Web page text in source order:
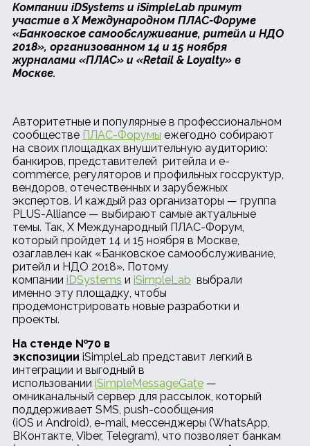
Компании iDSystems и iSimpleLab примут
участие вX Международном ПЛАС-Форуме
«Банковское самообслуживание, ритейл и НДО
2018», организованном 14 и 15 ноября
журналами «ПЛАС» и «Retail & Loyalty» в
Москве.
Авторитетные и популярные в профессиональном
сообществе ПЛАС-Форумы ежегодно собирают
на своих площадках внушительную аудиторию:
банкиров, представителей ритейла и e-
commerce, регуляторов и профильных госсруктур,
вендоров, отечественных и зарубежных
экспертов. И каждый раз организаторы — группа
PLUS-Alliance — выбирают самые актуальные
темы. Так, X Международный ПЛАС-Форум,
который пройдет 14 и 15 ноября в Москве,
озаглавлен как «Банковское самообслуживание,
ритейл и НДО 2018». Потому
компании iDSystems и iSimpleLab выбрали
именно эту площадку, чтобы
продемонстрировать новые разработки и
проекты.
На стенде №70 в
экспозиции iSimpleLab представит легкий в
интеграции и выгодный в
использовании iSimpleMessageGate —
омниканальный сервер для рассылок, который
поддерживает SMS, push-сообщения
(iOS и Android), e-mail, мессенджеры (WhatsApp,
ВКонтакте, Viber, Telegram), что позволяет банкам